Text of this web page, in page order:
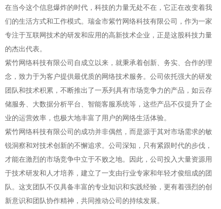
在当今这个信息爆炸的时代，科技的力量无处不在，它正在改变着我
们的生活方式和工作模式。瑞金市紫竹网络科技有限公司，作为一家
专注于互联网技术的研发和应用的高新技术企业，正是这股科技力量
的杰出代表。
紫竹网络科技有限公司自成立以来，就秉承着创新、务实、合作的理
念，致力于为客户提供最优质的网络技术服务。公司依托强大的研发
团队和技术积累，不断推出了一系列具有市场竞争力的产品，如云存
储服务、大数据分析平台、智能客服系统等，这些产品不仅提升了企
业的运营效率，也极大地丰富了用户的网络生活体验。
紫竹网络科技有限公司的成功并非偶然，而是源于其对市场需求的敏
锐洞察和对技术创新的不懈追求。公司深知，只有紧跟时代的步伐，
才能在激烈的市场竞争中立于不败之地。因此，公司投入大量资源用
于技术研发和人才培养，建立了一支由行业专家和年轻才俊组成的团
队。这支团队不仅具备丰富的专业知识和实践经验，更有着强烈的创
新意识和团队协作精神，共同推动公司的持续发展。